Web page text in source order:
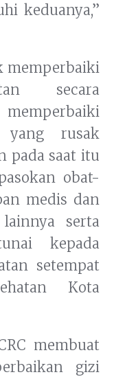
keduanya,”
memperbaiki
secara
memperbaiki
yang rusak
pada saat itu
obat-
medis dan
serta
kepada
setempat
Kota
membuat
gizi